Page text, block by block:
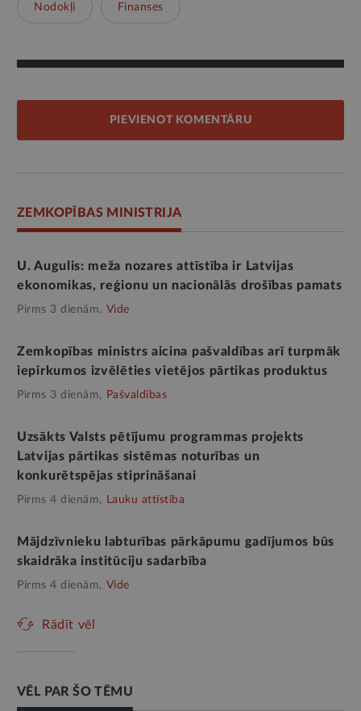
Nodokļi Finanses
PIEVIENOT KOMENTĀRU
ZEMKOPĪBAS MINISTRIJA
U. Augulis: meža nozares attīstība ir Latvijas
ekonomikas, reģionu un nacionālās drošības pamats
Pirms 3 dienām, Vide
Zemkopības ministrs aicina pašvaldības arī turpmāk
iepirkumos izvēlēties vietējos pārtikas produktus
Pirms 3 dienām, Pašvaldības
Uzsākts Valsts pētījumu programmas projekts
Latvijas pārtikas sistēmas noturības un
konkurētspējas stiprināšanai
Pirms 4 dienām, Lauku attīstība
Mājdzīvnieku labturības pārkāpumu gadījumos būs
skaidrāka institūciju sadarbība
Pirms 4 dienām, Vide
Rādīt vēl
VĒL PAR ŠO TĒMU